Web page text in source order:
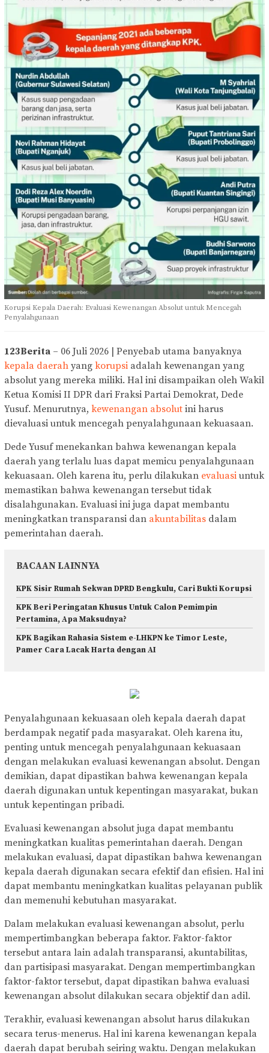
Korupsi Kepala Daerah: Evaluasi Kewenangan Absolut untuk Mencegah
Penyalahgunaan
123Berita – 06 Juli 2026 | Penyebab utama banyaknya
kepala daerah yang korupsi adalah kewenangan yang
absolut yang mereka miliki. Hal ini disampaikan oleh Wakil
Ketua Komisi II DPR dari Fraksi Partai Demokrat, Dede
Yusuf. Menurutnya, kewenangan absolut ini harus
dievaluasi untuk mencegah penyalahgunaan kekuasaan.
Dede Yusuf menekankan bahwa kewenangan kepala
daerah yang terlalu luas dapat memicu penyalahgunaan
kekuasaan. Oleh karena itu, perlu dilakukan evaluasi untuk
memastikan bahwa kewenangan tersebut tidak
disalahgunakan. Evaluasi ini juga dapat membantu
meningkatkan transparansi dan akuntabilitas dalam
pemerintahan daerah.
BACAAN LAINNYA
KPK Sisir Rumah Sekwan DPRD Bengkulu, Cari Bukti Korupsi
KPK Beri Peringatan Khusus Untuk Calon Pemimpin
Pertamina, Apa Maksudnya?
KPK Bagikan Rahasia Sistem e-LHKPN ke Timor Leste,
Pamer Cara Lacak Harta dengan AI
Penyalahgunaan kekuasaan oleh kepala daerah dapat
berdampak negatif pada masyarakat. Oleh karena itu,
penting untuk mencegah penyalahgunaan kekuasaan
dengan melakukan evaluasi kewenangan absolut. Dengan
demikian, dapat dipastikan bahwa kewenangan kepala
daerah digunakan untuk kepentingan masyarakat, bukan
untuk kepentingan pribadi.
Evaluasi kewenangan absolut juga dapat membantu
meningkatkan kualitas pemerintahan daerah. Dengan
melakukan evaluasi, dapat dipastikan bahwa kewenangan
kepala daerah digunakan secara efektif dan efisien. Hal ini
dapat membantu meningkatkan kualitas pelayanan publik
dan memenuhi kebutuhan masyarakat.
Dalam melakukan evaluasi kewenangan absolut, perlu
mempertimbangkan beberapa faktor. Faktor-faktor
tersebut antara lain adalah transparansi, akuntabilitas,
dan partisipasi masyarakat. Dengan mempertimbangkan
faktor-faktor tersebut, dapat dipastikan bahwa evaluasi
kewenangan absolut dilakukan secara objektif dan adil.
Terakhir, evaluasi kewenangan absolut harus dilakukan
secara terus-menerus. Hal ini karena kewenangan kepala
daerah dapat berubah seiring waktu. Dengan melakukan